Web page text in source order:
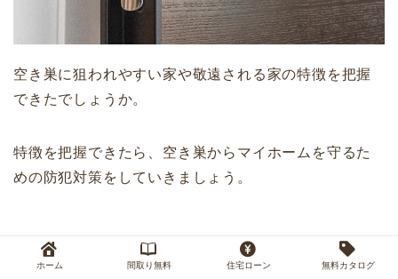
空き巣に狙われやすい家や敬遠される家の特徴を把握
できたでしょうか。
特徴を把握できたら、空き巣からマイホームを守るた
めの防犯対策をしていきましょう。
防犯対策
ホーム 間取り無料 住宅ローン 無料カタログ